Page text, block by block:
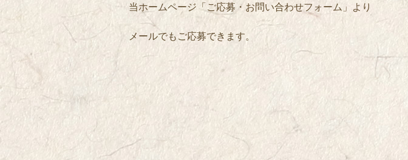
当ホームページ「ご応募・お問い合わせフォーム」より
メールでもご応募できます。